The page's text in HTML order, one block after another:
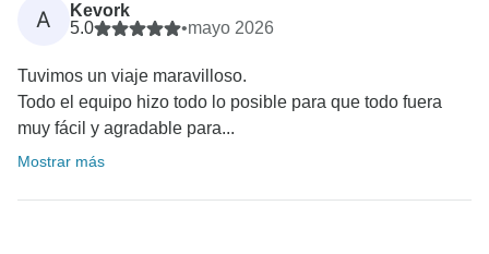
A
Kevork
5.0
•mayo 2026
Tuvimos un viaje maravilloso.
Todo el equipo hizo todo lo posible para que todo fuera
muy fácil y agradable para...
Mostrar más